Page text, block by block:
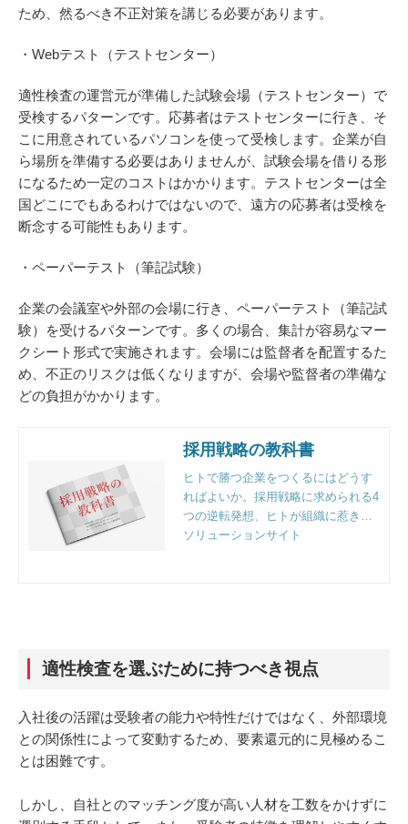
ため、然るべき不正対策を講じる必要があります。
・Webテスト（テストセンター）
適性検査の運営元が準備した試験会場（テストセンター）で
受検するパターンです。応募者はテストセンターに行き、そ
こに用意されているパソコンを使って受検します。企業が自
ら場所を準備する必要はありませんが、試験会場を借りる形
になるため一定のコストはかかります。テストセンターは全
国どこにでもあるわけではないので、遠方の応募者は受検を
断念する可能性もあります。
・ペーパーテスト（筆記試験）
企業の会議室や外部の会場に行き、ペーパーテスト（筆記試
験）を受けるパターンです。多くの場合、集計が容易なマー
クシート形式で実施されます。会場には監督者を配置するた
め、不正のリスクは低くなりますが、会場や監督者の準備な
どの負担がかかります。
採用戦略の教科書
ヒトで勝つ企業をつくるにはどうす
ればよいか。採用戦略に求められる4
つの逆転発想、ヒトが組織に惹きつ
けられる4つの要因、オープンな時代
ソリューションサイト
適性検査を選ぶために持つべき視点
入社後の活躍は受験者の能力や特性だけではなく、外部環境
との関係性によって変動するため、要素還元的に見極めるこ
とは困難です。
しかし、自社とのマッチング度が高い人材を工数をかけずに